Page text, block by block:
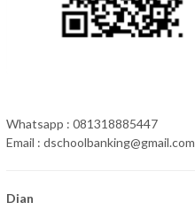
Whatsapp : 081318885447
Email : dschoolbanking@gmail.com
Dian